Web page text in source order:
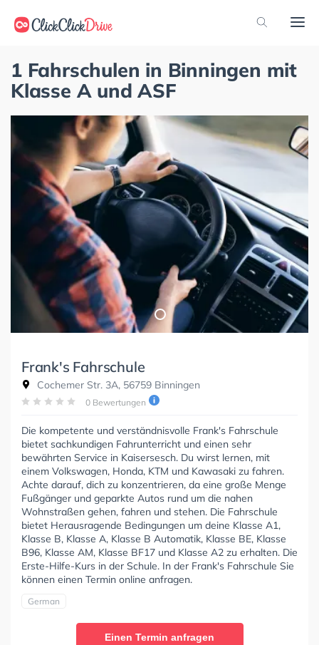
1 Fahrschulen in Binningen mit
Klasse A und ASF
Frank's Fahrschule
Cochemer Str. 3A, 56759 Binningen
0 Bewertungen
Die kompetente und verständnisvolle Frank's Fahrschule
bietet sachkundigen Fahrunterricht und einen sehr
bewährten Service in Kaisersesch. Du wirst lernen, mit
einem Volkswagen, Honda, KTM und Kawasaki zu fahren.
Achte darauf, dich zu konzentrieren, da eine große Menge
Fußgänger und geparkte Autos rund um die nahen
Wohnstraßen gehen, fahren und stehen. Die Fahrschule
bietet Herausragende Bedingungen um deine Klasse A1,
Klasse B, Klasse A, Klasse B Automatik, Klasse BE, Klasse
B96, Klasse AM, Klasse BF17 und Klasse A2 zu erhalten. Die
Erste-Hilfe-Kurs in der Schule. In der Frank's Fahrschule Sie
können einen Termin online anfragen.
German
Einen Termin anfragen